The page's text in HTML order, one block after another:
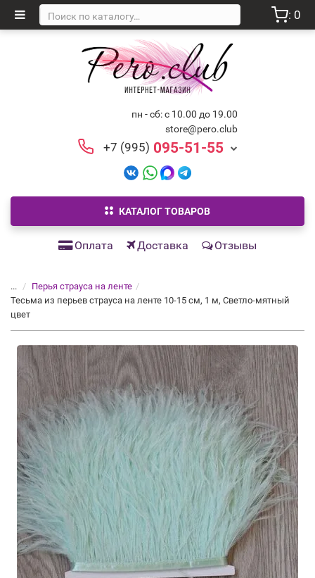
: 0
пн - сб: с 10.00 до 19.00
store@pero.club
+7 (995) 095-51-55
КАТАЛОГ ТОВАРОВ
Оплата Доставка Отзывы
...
Перья страуса на ленте
Тесьма из перьев страуса на ленте 10-15 см, 1 м, Светло-мятный
цвет